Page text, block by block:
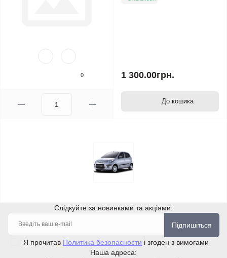
0 1 300.00грн.
До кошика
Слідкуйте за новинками та акціями:
Підпишіться
Я прочитав Политика безопасности і згоден з вимогами
Наша адреса: